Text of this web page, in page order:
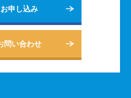
ます。 会社用のレンタルスマホ
向けの複数台のご利用まで、お客
な利用方法を提案できるデッセの
お申し込み
問い合わせ